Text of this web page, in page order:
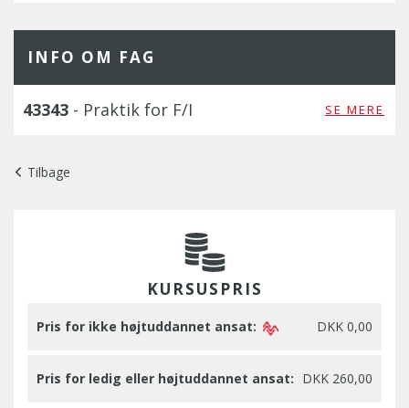
INFO OM FAG
43343 - Praktik for F/I SE MERE
Tilbage
KURSUSPRIS
Pris for ikke højtuddannet ansat: DKK 0,00
Pris for ledig eller højtuddannet ansat: DKK 260,00